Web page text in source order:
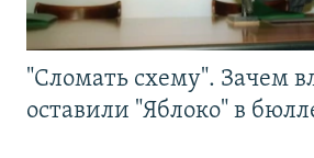
"Сломать схему". Зачем
оставили "Яблоко" в